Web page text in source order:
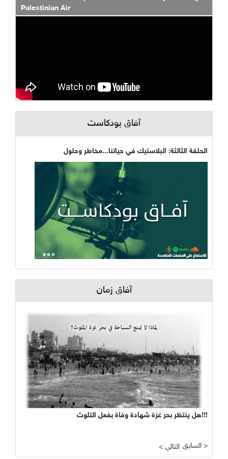
Palestinian Air
آفاق بودكاست
الحلقة الثالثة: البلاستيك في حياتنا...مخاطر وحلول
آفاق زمان
هل ينتظر بحر غزة شهادة وفاة بفعل التلوث!!!
< التالي السابق >